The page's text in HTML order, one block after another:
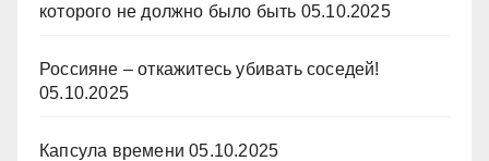
которого не должно было быть 05.10.2025
Россияне – откажитесь убивать соседей!
05.10.2025
Капсула времени 05.10.2025